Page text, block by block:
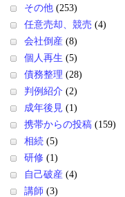
その他 (253)
任意売却、競売 (4)
会社倒産 (8)
個人再生 (5)
債務整理 (28)
判例紹介 (2)
成年後見 (1)
携帯からの投稿 (159)
相続 (5)
研修 (1)
自己破産 (4)
講師 (3)